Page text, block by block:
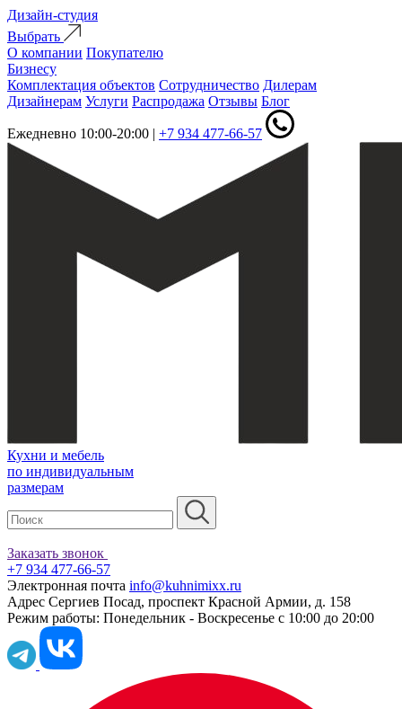
Дизайн-студия
Выбрать
О компании Покупателю
Бизнесу
Комплектация объектов Сотрудничество Дилерам
Дизайнерам Услуги Распродажа Отзывы Блог
Ежедневно 10:00-20:00 | +7 934 477-66-57
Кухни и мебель
по индивидуальным
размерам
Заказать звонок
+7 934 477-66-57
Электронная почта info@kuhnimixx.ru
Адрес Сергиев Посад, проспект Красной Армии, д. 158
Режим работы: Понедельник - Воскресенье с 10:00 до 20:00